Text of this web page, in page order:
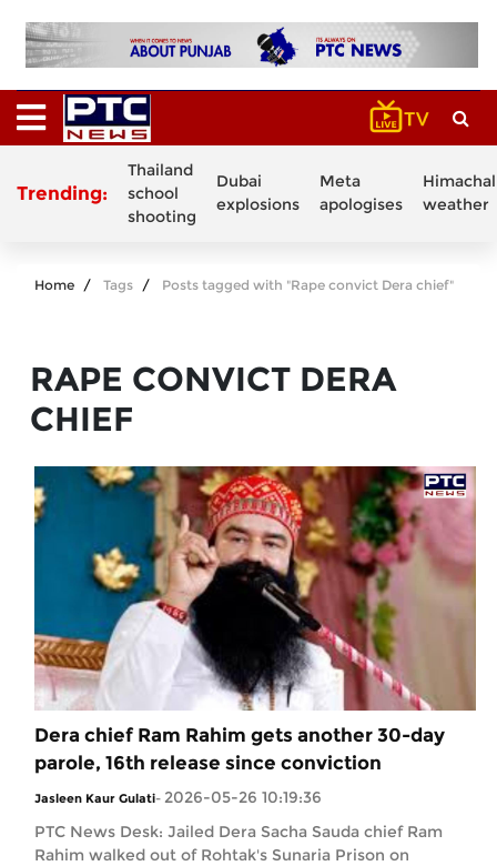
Trending:
Thailand
school
shooting
Dubai
explosions
Meta
apologises
Himachal
weather
Home Tags Posts tagged with "Rape convict Dera chief"
RAPE CONVICT DERA
CHIEF
Dera chief Ram Rahim gets another 30-day
parole, 16th release since conviction
Jasleen Kaur Gulati- 2026-05-26 10:19:36
PTC News Desk: Jailed Dera Sacha Sauda chief Ram
Rahim walked out of Rohtak's Sunaria Prison on